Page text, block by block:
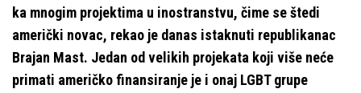
ka mnogim projektima u inostranstvu, čime se štedi
američki novac, rekao je danas istaknuti republikanac
Brajan Mast. Jedan od velikih projekata koji više neće
primati američko finansiranje je i onaj LGBT grupe